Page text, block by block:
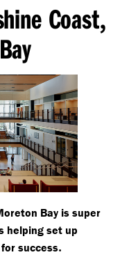
Coast,
Bay is super
helping set up
success.